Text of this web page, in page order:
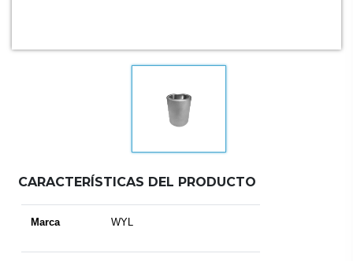
CARACTERÍSTICAS DEL PRODUCTO
Marca WYL